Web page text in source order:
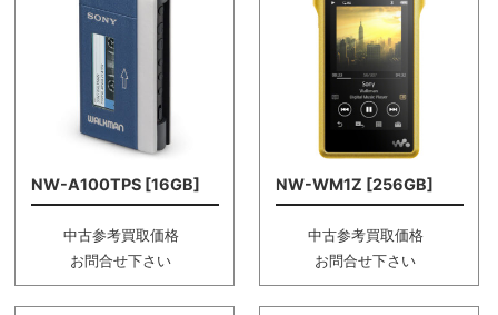
NW-A100TPS [16GB]
中古参考買取価格
お問合せ下さい
NW-WM1Z [256GB]
中古参考買取価格
お問合せ下さい